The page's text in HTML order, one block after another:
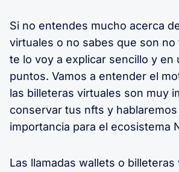
Si no entendes mucho acerca
virtuales o no sabes que son
te lo voy a explicar sencillo y en
puntos. Vamos a entender el
las billeteras virtuales son muy
conservar tus nfts y
importancia para el ecosistema
Las llamadas wallets o